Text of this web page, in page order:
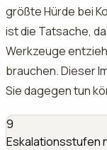
größte Hürde bei
ist die Tatsache,
Werkzeuge
brauchen. Dieser
Sie dagegen tun
9
Eskalationsstufen